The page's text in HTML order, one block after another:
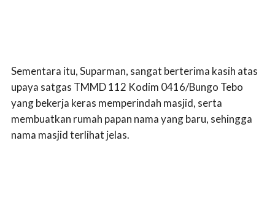
Sementara itu, Suparman, sangat berterima kasih atas
upaya satgas TMMD 112 Kodim 0416/Bungo Tebo
yang bekerja keras memperindah masjid, serta
membuatkan rumah papan nama yang baru, sehingga
nama masjid terlihat jelas.